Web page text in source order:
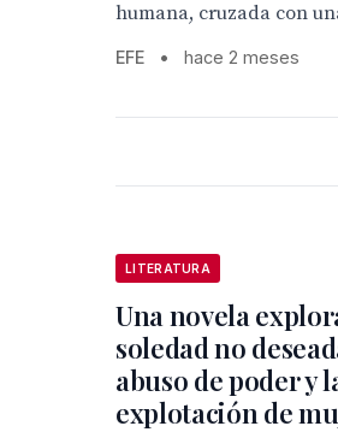
humana, cruzada con
EFE • hace 2 meses
LITERATURA
Una novela
soledad no
abuso de poder y
explotación de